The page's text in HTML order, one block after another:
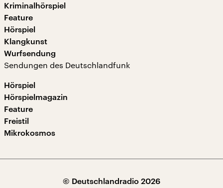
Kriminalhörspiel
Feature
Hörspiel
Klangkunst
Wurfsendung
Sendungen des Deutschlandfunk
Hörspiel
Hörspielmagazin
Feature
Freistil
Mikrokosmos
© Deutschlandradio 2026